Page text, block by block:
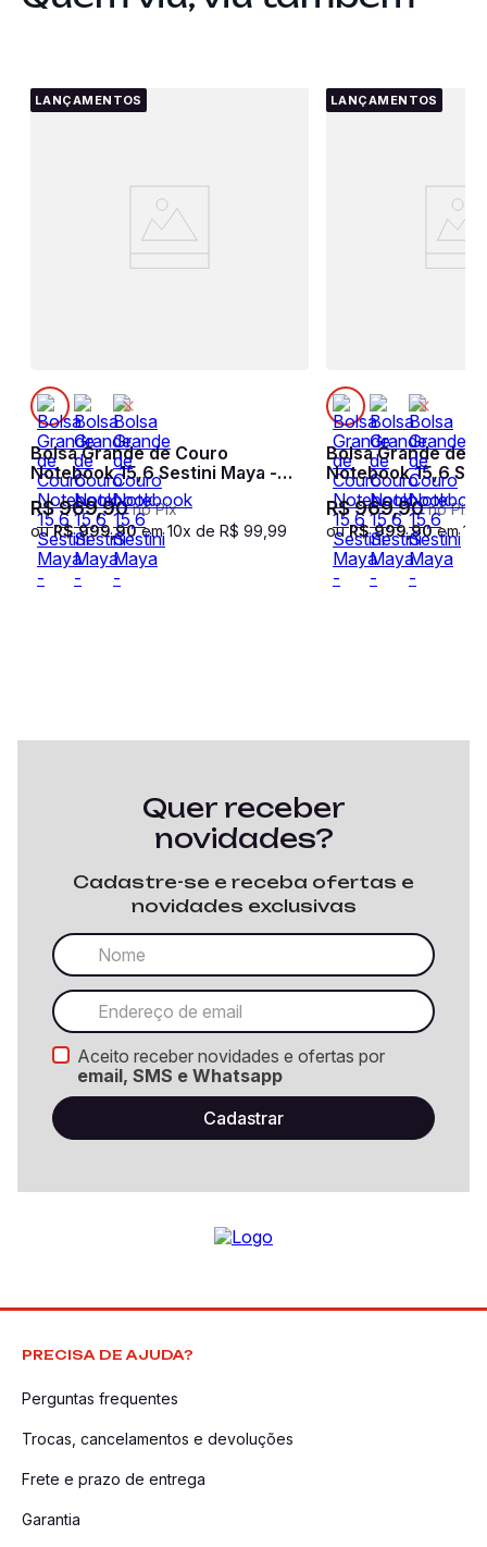
LANÇAMENTOS
Bolsa Grande de Couro
Notebook 15,6 Sestini Maya -
Nude
R$969,90no Pix
ouR$ 999,90em10x de R$ 99 99
LANÇAMENTOS
Bolsa Grande de
Notebook 15,6
Marrom
R$969,90no Pix
ouR$ 999,90em10
Quer receber
novidades?
Cadastre-se e receba ofertas e
novidades exclusivas
Aceito receber novidades e ofertas por
email, SMS e Whatsapp
PRECISA DE AJUDA?
Perguntas frequentes
Trocas, cancelamentos e devoluções
Frete e prazo de entrega
Garantia